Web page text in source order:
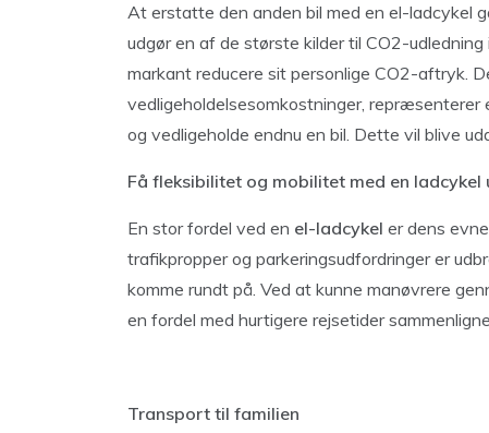
At erstatte den anden bil med en el-ladcykel
udgør en af de største kilder til CO2-
markant reducere sit personlige CO2-aftryk.
vedligeholdelsesomkostninger, repræsenterer
og vedligeholde endnu en bil. Dette vil blive
Få fleksibilitet og mobilitet med en
En stor fordel ved en el-ladcykel er dens
trafikpropper og parkeringsudfordringer er
komme rundt på. Ved at kunne manøvrere
en fordel med hurtigere rejsetider
Transport til familien